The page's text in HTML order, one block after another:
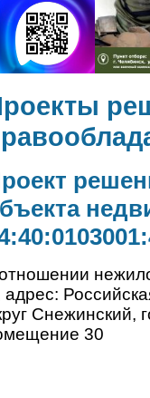
адрес:
Снежинский,
30